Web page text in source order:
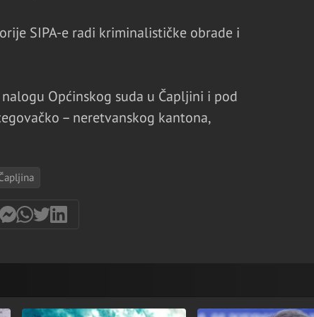
SIPA-e radi kriminalističke obrade i
Općinskog suda u Čapljini i pod
– neretvanskog kantona,